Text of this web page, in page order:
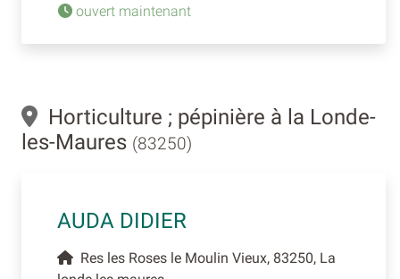
ouvert maintenant
Horticulture ; pépinière à la Londe-
les-Maures (83250)
AUDA DIDIER
Res les Roses le Moulin Vieux, 83250, La